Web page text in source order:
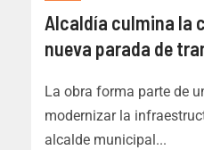
Alcaldía culmina la
nueva parada de
La obra forma parte de
modernizar la
alcalde municipal...